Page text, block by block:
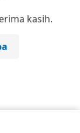
kasih.